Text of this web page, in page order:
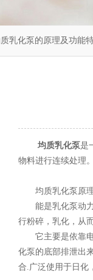
乳化泵的原理及功能
均质乳化泵是
物料进行连续处理
均质乳化泵原
能是乳化泵动力
行粉碎，乳化，从
它主要是依靠电
化泵的底部排泄出
合.广泛使用于日化